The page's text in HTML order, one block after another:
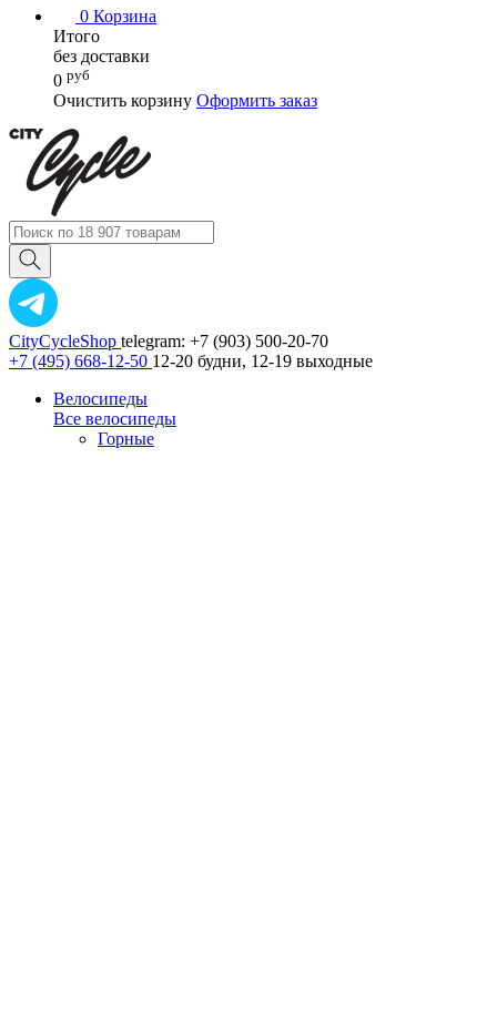
0 Корзина
Итого
без доставки
0 руб
Очистить корзину Оформить заказ
CityCycleShop telegram: +7 (903) 500-20-70
+7 (495) 668-12-50 12-20 будни, 12-19 выходные
Велосипеды
Все велосипеды
Горные